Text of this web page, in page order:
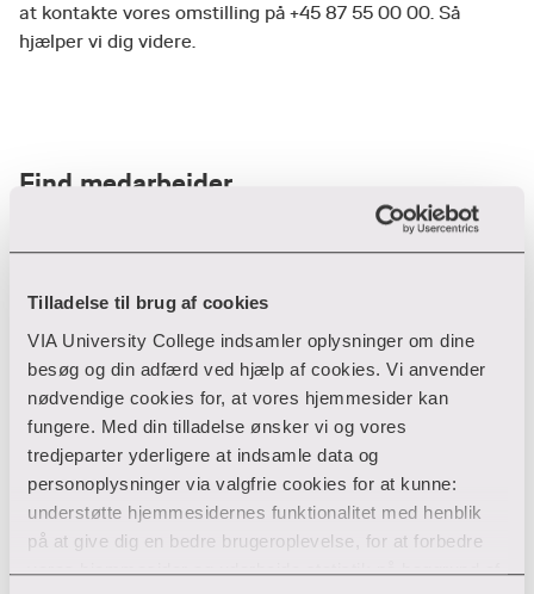
Tilladelse til brug af cookies
VIA University College indsamler oplysninger om dine
besøg og din adfærd ved hjælp af cookies. Vi anvender
nødvendige cookies for, at vores hjemmesider kan
fungere. Med din tilladelse ønsker vi og vores
tredjeparter yderligere at indsamle data og
personoplysninger via valgfrie cookies for at kunne:
understøtte hjemmesidernes funktionalitet med henblik
på at give dig en bedre brugeroplevelse, for at forbedre
vores hjemmesider og udarbejde statistik på baggrund af
at kontakte vores omstilling på +45 87 55 00 00. Så
hjælper vi dig videre.
Find medarbejder
Filter
Ryd filtre
Din søgning gav desværre ikke noget resultat
Giv ikke op endnu!